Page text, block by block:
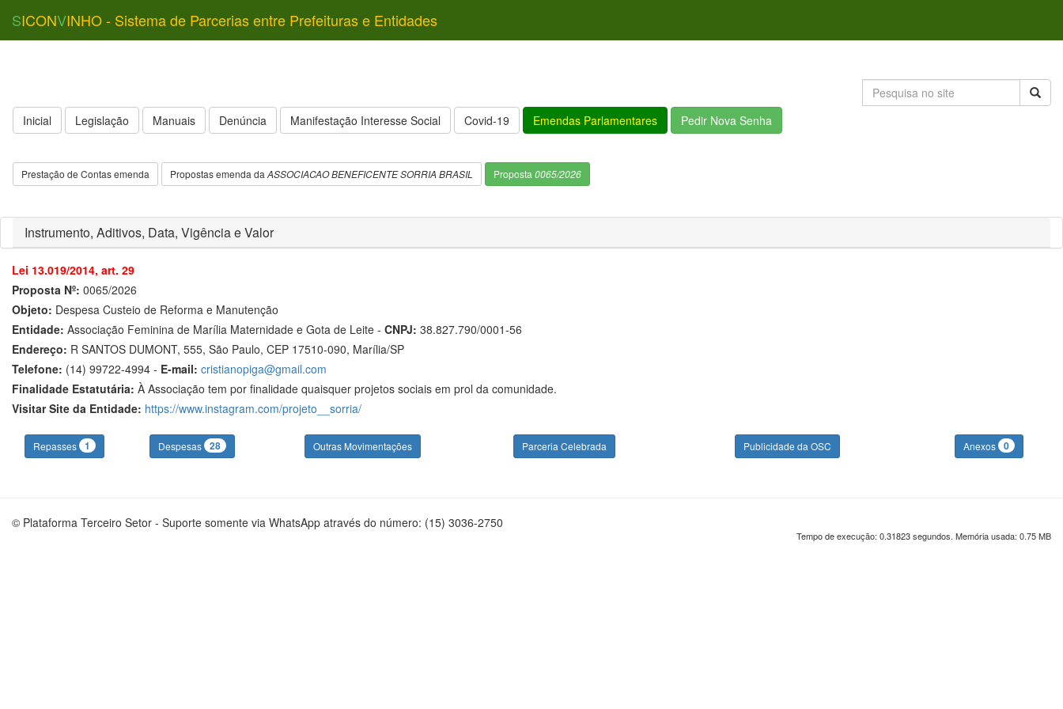
SICONVINHO - Sistema de Parcerias entre Prefeituras e Entidades
Inicial Legislação Manuais Denúncia Manifestação Interesse Social Covid-19 Emendas Parlamentares Pedir Nova Senha
Prestação de Contas emenda Propostas emenda da ASSOCIACAO BENEFICENTE SORRIA BRASIL Proposta 0065/2026
Instrumento, Aditivos, Data, Vigência e Valor
Lei 13.019/2014, art. 29
Proposta Nº: 0065/2026
Objeto: Despesa Custeio de Reforma e Manutenção
Entidade: Associação Feminina de Marília Maternidade e Gota de Leite - CNPJ: 38.827.790/0001-56
Endereço: R SANTOS DUMONT, 555, São Paulo, CEP 17510-090, Marília/SP
Telefone: (14) 99722-4994 - E-mail: cristianopiga@gmail.com
Finalidade Estatutária: À Associação tem por finalidade quaisquer projetos sociais em prol da comunidade.
Visitar Site da Entidade: https://www.instagram.com/projeto__sorria/
Repasses 1 Despesas 28 Outras Movimentações Parceria Celebrada Publicidade da OSC Anexos 0
© Plataforma Terceiro Setor - Suporte somente via WhatsApp através do número: (15) 3036-2750
Tempo de execução: 0.31823 segundos. Memória usada: 0.75 MB